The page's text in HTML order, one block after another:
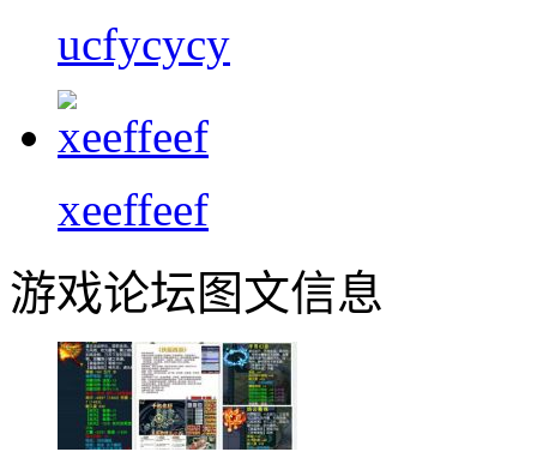
ucfycycy
xeeffeef
游戏论坛图文信息